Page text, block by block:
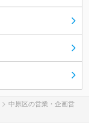
中原区の営業・企画営